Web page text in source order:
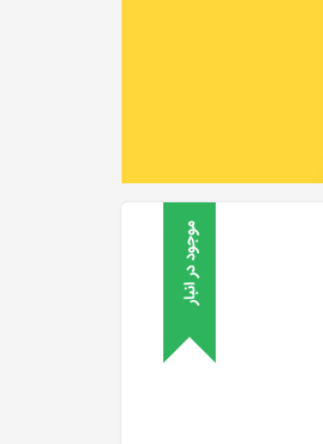
موجود در انبار